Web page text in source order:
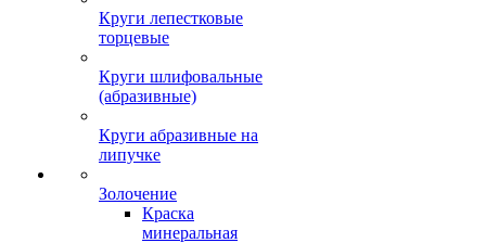
Круги лепестковые
торцевые
Круги шлифовальные
(абразивные)
Круги абразивные на
липучке
Золочение
Краска
минеральная